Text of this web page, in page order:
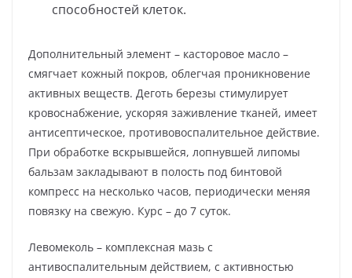
способностей клеток.
Дополнительный элемент – касторовое масло –
смягчает кожный покров, облегчая проникновение
активных веществ. Деготь березы стимулирует
кровоснабжение, ускоряя заживление тканей, имеет
антисептическое, противовоспалительное действие.
При обработке вскрывшейся, лопнувшей липомы
бальзам закладывают в полость под бинтовой
компресс на несколько часов, периодически меняя
повязку на свежую. Курс – до 7 суток.
Левомеколь – комплексная мазь с
антивоспалительным действием, с активностью